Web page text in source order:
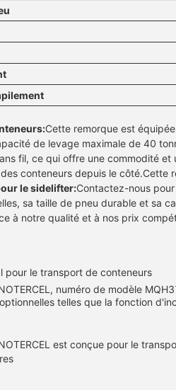
Cette remorque est
de levage maximale de 40
fil, ce qui offre une commodité
conteneurs depuis le
le sidelifter:Contactez-nous
sa taille de pneu durable et sa
à notre qualité et à nos prix
pour le transport de conteneurs
numéro de modèle
telles que la fonction
est conçue pour le